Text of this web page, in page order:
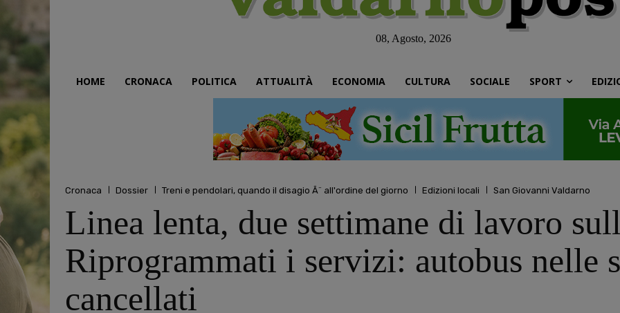
08, Agosto, 2026
HOME CRONACA POLITICA ATTUALITÀ ECONOMIA CULTURA SOCIALE SPORT
Cronaca Dossier Treni e pendolari, quando il disagio Ã¨ all'ordine del giorno Edizioni locali San Giovanni Valdarno
Linea lenta, due settimane di lavoro
Riprogrammati i servizi: autobus nelle
cancellati